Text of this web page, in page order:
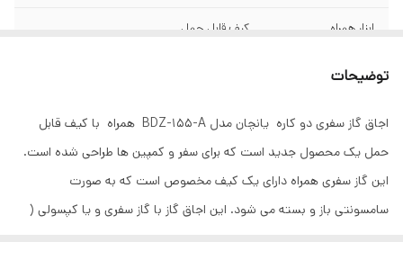
ابزار همراه کیف قابل حمل
کشور مبدا برند
توضیحات
اجاق گاز سفری دو کاره یانچان مدل BDZ-155-A همراه با کیف قابل
حمل یک محصول جدید است که برای سفر و کمپین ها طراحی شده است.
این گاز سفری همراه دارای یک کیف مخصوص است که به صورت
سامسونتی باز و بسته می شود. این اجاق گاز با گاز سفری و یا کپسولی (